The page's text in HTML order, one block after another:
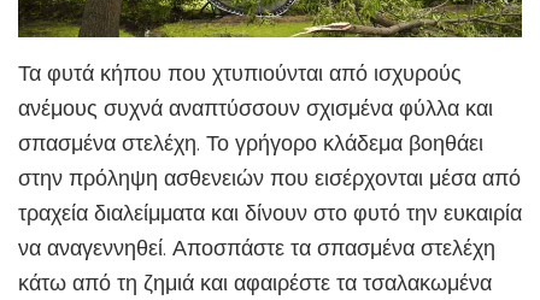
Τα φυτά κήπου που χτυπιούνται από ισχυρούς
ανέμους συχνά αναπτύσσουν σχισμένα φύλλα και
σπασμένα στελέχη. Το γρήγορο κλάδεμα βοηθάει
στην πρόληψη ασθενειών που εισέρχονται μέσα από
τραχεία διαλείμματα και δίνουν στο φυτό την ευκαιρία
να αναγεννηθεί. Αποσπάστε τα σπασμένα στελέχη
κάτω από τη ζημιά και αφαιρέστε τα τσαλακωμένα